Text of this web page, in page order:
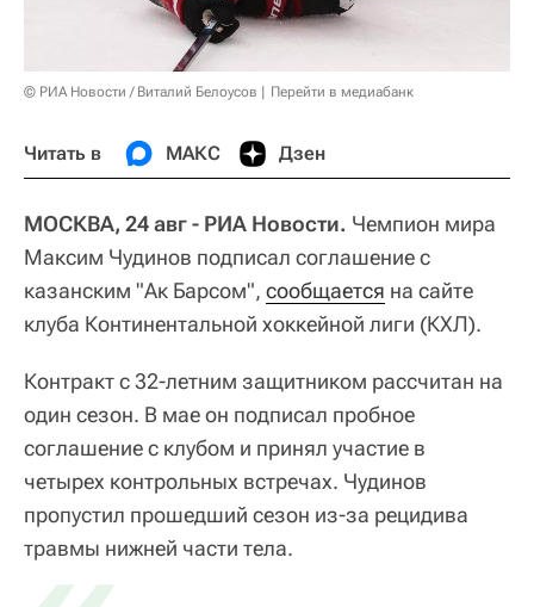
© РИА Новости / Виталий Белоусов Перейти в медиабанк
Читать в МАКС Дзен
МОСКВА, 24 авг - РИА Новости. Чемпион мира
Максим Чудинов подписал соглашение с
казанским "Ак Барсом", сообщается на сайте
клуба Континентальной хоккейной лиги (КХЛ).
Контракт с 32-летним защитником рассчитан на
один сезон. В мае он подписал пробное
соглашение с клубом и принял участие в
четырех контрольных встречах. Чудинов
пропустил прошедший сезон из-за рецидива
травмы нижней части тела.